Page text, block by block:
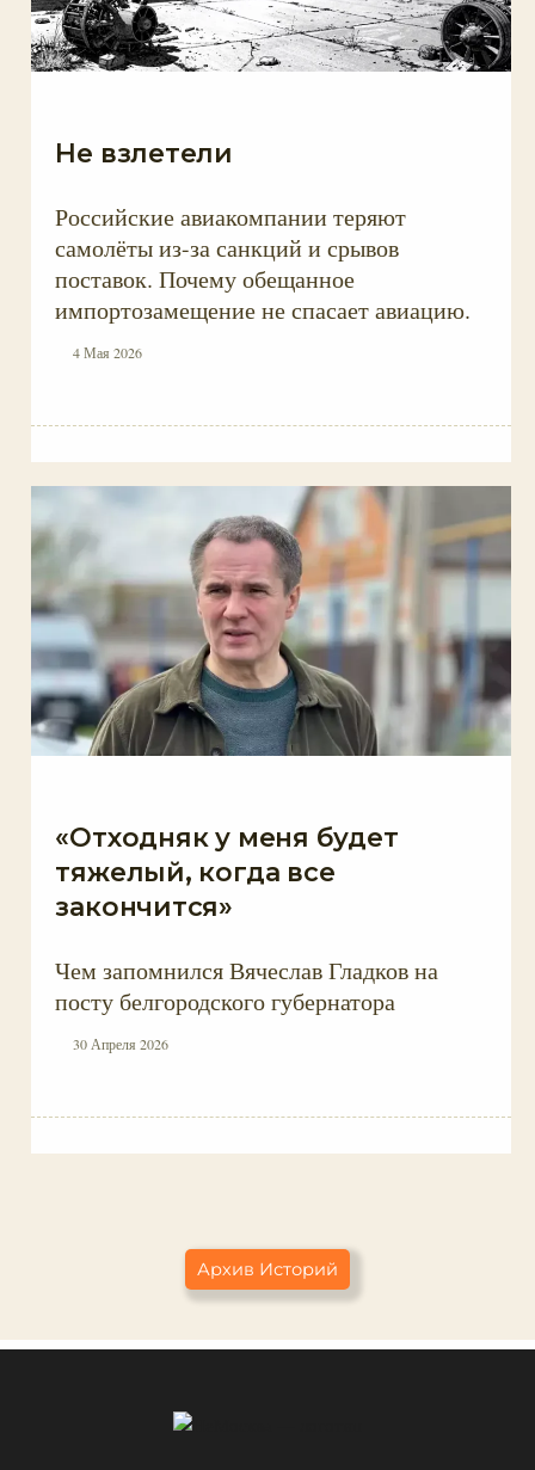
Не взлетели
Российские авиакомпании теряют
самолёты из-за санкций и срывов
поставок. Почему обещанное
импортозамещение не спасает авиацию.
4 Мая 2026
«Отходняк у меня будет
тяжелый, когда все
закончится»
Чем запомнился Вячеслав Гладков на
посту белгородского губернатора
30 Апреля 2026
Архив Историй